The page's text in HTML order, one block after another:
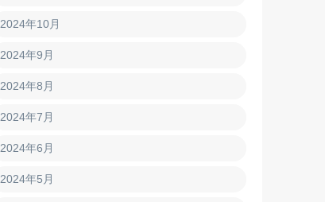
2024年10月
2024年9月
2024年8月
2024年7月
2024年6月
2024年5月